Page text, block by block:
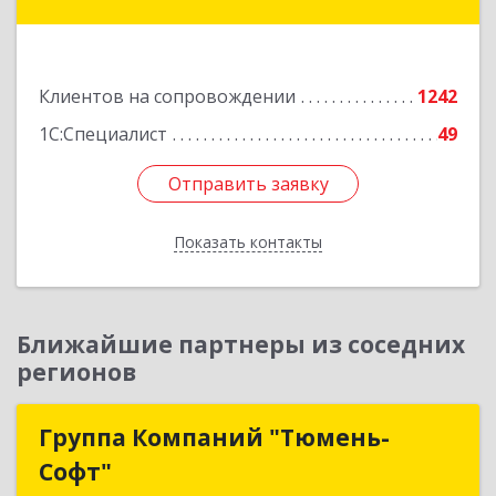
Клиентов на сопровождении
1242
1С:Специалист
49
Отправить заявку
Показать контакты
Отправить заявку
Назад
Ближайшие партнеры из соседних
регионов
Группа Компаний "Тюмень-
Софт"
Группа Компаний "Тюмень-